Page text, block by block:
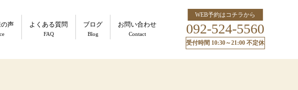
声 よくある質問
FAQ
ブログ
Blog
お問い合わせ
Contact
WEB予約はコチラから
092-524-5560
受付時間 10:30～21:00 不定休